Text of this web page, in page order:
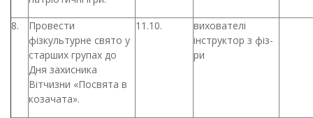
8.
Провести
фізкультурне свято у
старших групах до
Дня захисника
Вітчизни «Посвята в
козачата».
11.10.
вихователі
інструктор з фіз-
ри